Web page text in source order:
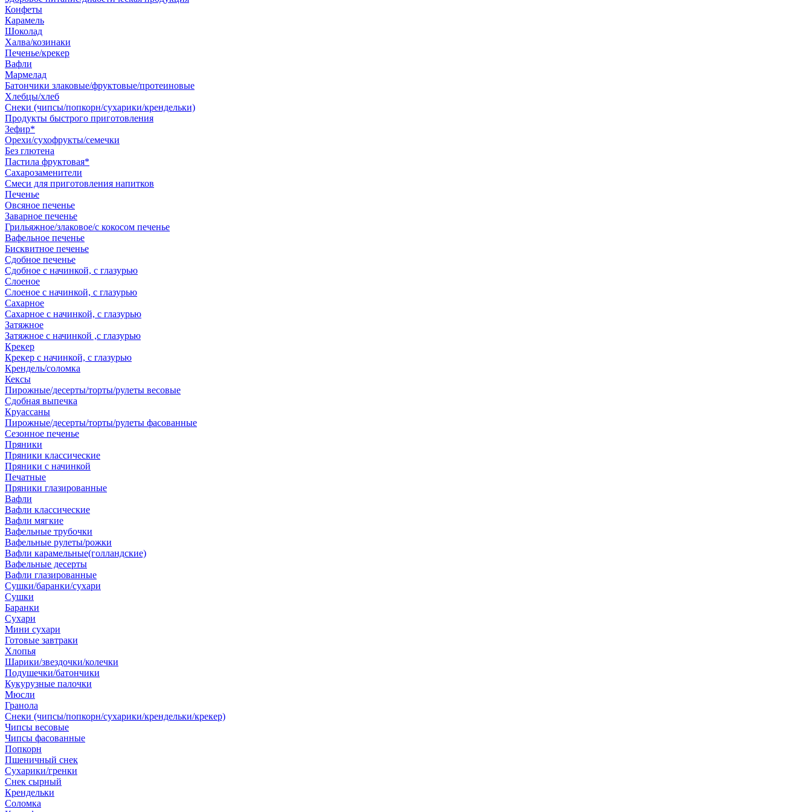
Конфеты
Карамель
Шоколад
Халва/козинаки
Печенье/крекер
Вафли
Мармелад
Батончики злаковые/фруктовые/протеиновые
Хлебцы/хлеб
Снеки (чипсы/попкорн/сухарики/крендельки)
Продукты быстрого приготовления
Зефир*
Орехи/сухофрукты/семечки
Без глютена
Пастила фруктовая*
Сахарозаменители
Смеси для приготовления напитков
Печенье
Овсяное печенье
Заварное печенье
Грильяжное/злаковое/с кокосом печенье
Вафельное печенье
Бисквитное печенье
Сдобное печенье
Сдобное с начинкой, с глазурью
Слоеное
Слоеное с начинкой, с глазурью
Сахарное
Сахарное с начинкой, с глазурью
Затяжное
Затяжное с начинкой ,с глазурью
Крекер
Крекер с начинкой, с глазурью
Крендель/соломка
Кексы
Пирожные/десерты/торты/рулеты весовые
Сдобная выпечка
Круассаны
Пирожные/десерты/торты/рулеты фасованные
Сезонное печенье
Пряники
Пряники классические
Пряники с начинкой
Печатные
Пряники глазированные
Вафли
Вафли классические
Вафли мягкие
Вафельные трубочки
Вафельные рулеты/рожки
Вафли карамельные(голландские)
Вафельные десерты
Вафли глазированные
Сушки/баранки/сухари
Сушки
Баранки
Сухари
Мини сухари
Готовые завтраки
Хлопья
Шарики/звездочки/колечки
Подушечки/батончики
Кукурузные палочки
Мюсли
Гранола
Снеки (чипсы/попкорн/сухарики/крендельки/крекер)
Чипсы весовые
Чипсы фасованные
Попкорн
Пшеничный снек
Сухарики/гренки
Снек сырный
Крендельки
Соломка